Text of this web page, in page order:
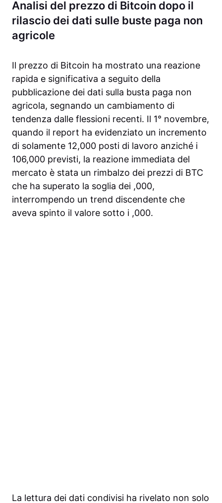
Analisi del prezzo di Bitcoin dopo il
rilascio dei dati sulle buste paga non
agricole
Il prezzo di Bitcoin ha mostrato una reazione
rapida e significativa a seguito della
pubblicazione dei dati sulla busta paga non
agricola, segnando un cambiamento di
tendenza dalle flessioni recenti. Il 1° novembre,
quando il report ha evidenziato un incremento
di solamente 12,000 posti di lavoro anziché i
106,000 previsti, la reazione immediata del
mercato è stata un rimbalzo dei prezzi di BTC
che ha superato la soglia dei ,000,
interrompendo un trend discendente che
aveva spinto il valore sotto i ,000.
La lettura dei dati condivisi ha rivelato non solo